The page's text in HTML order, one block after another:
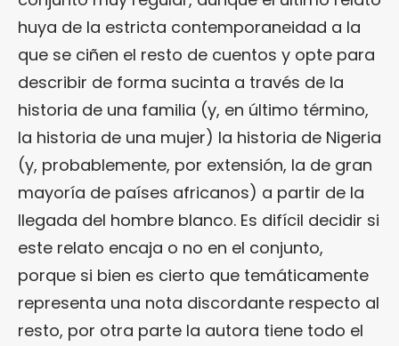
huya de la estricta contemporaneidad a la
que se ciñen el resto de cuentos y opte para
describir de forma sucinta a través de la
historia de una familia (y, en último término,
la historia de una mujer) la historia de Nigeria
(y, probablemente, por extensión, la de gran
mayoría de países africanos) a partir de la
llegada del hombre blanco. Es difícil decidir si
este relato encaja o no en el conjunto,
porque si bien es cierto que temáticamente
representa una nota discordante respecto al
resto, por otra parte la autora tiene todo el